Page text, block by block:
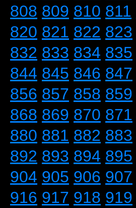
808 809 810 811
820 821 822 823
832 833 834 835
844 845 846 847
856 857 858 859
868 869 870 871
880 881 882 883
892 893 894 895
904 905 906 907
916 917 918 919